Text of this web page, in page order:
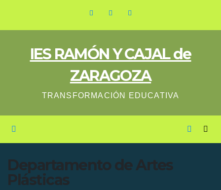
IES RAMÓN Y CAJAL de
ZARAGOZA
TRANSFORMACIÓN EDUCATIVA
Departamento de Artes
Plásticas